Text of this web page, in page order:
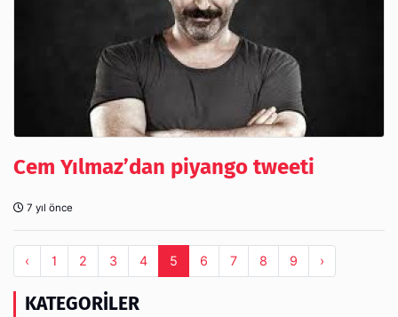
Cem Yılmaz’dan piyango tweeti
7 yıl önce
‹ 1 2 3 4 5 6 7 8 9 ›
KATEGORILER